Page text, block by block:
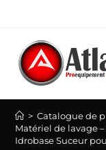
content
> Catalogue de
Matériel de lavage
Idrobase Suceur